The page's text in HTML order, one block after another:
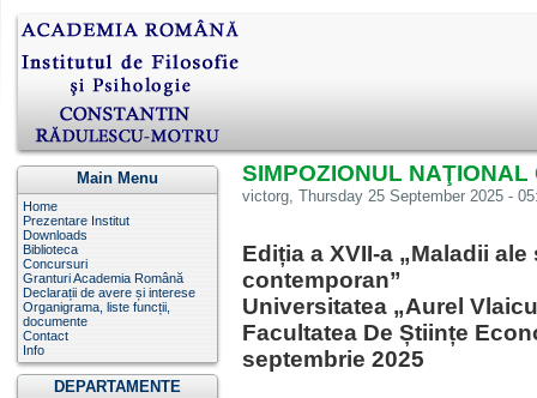
Main Menu
Home
Prezentare Institut
Downloads
Biblioteca
Concursuri
Granturi Academia Română
Declarații de avere și interese
Organigrama, liste funcții,
documente
Contact
Info
DEPARTAMENTE
SIMPOZIONUL NAŢIONAL
victorg, Thursday 25 September 2025 -
Ediția a XVII-a „Maladii
contemporan ”
Universitatea „Aurel
Facultatea De Științe
septembrie 2025